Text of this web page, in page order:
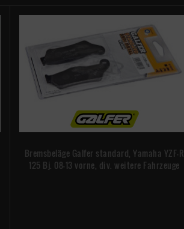
Bremsbeläge Galfer standard, Yamaha YZF-R
125 Bj. 08-13 vorne, div. weitere Fahrzeuge